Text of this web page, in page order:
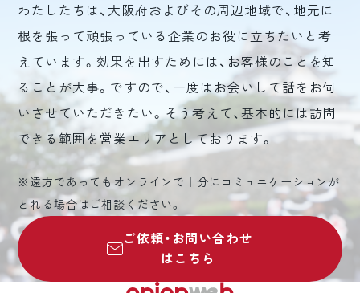
わたしたちは、大阪府およびその周辺地域で、地元に
根を張って頑張っている企業のお役に立ちたいと考
えています。効果を出すためには、お客様のことを知
ることが大事。ですので、一度はお会いして話をお伺
いさせていただきたい。そう考えて、基本的には訪問
できる範囲を営業エリアとしております。
※遠方であってもオンラインで十分にコミュニケーションが
とれる場合はご相談ください。
ご依頼・お問い合わせ
はこちら